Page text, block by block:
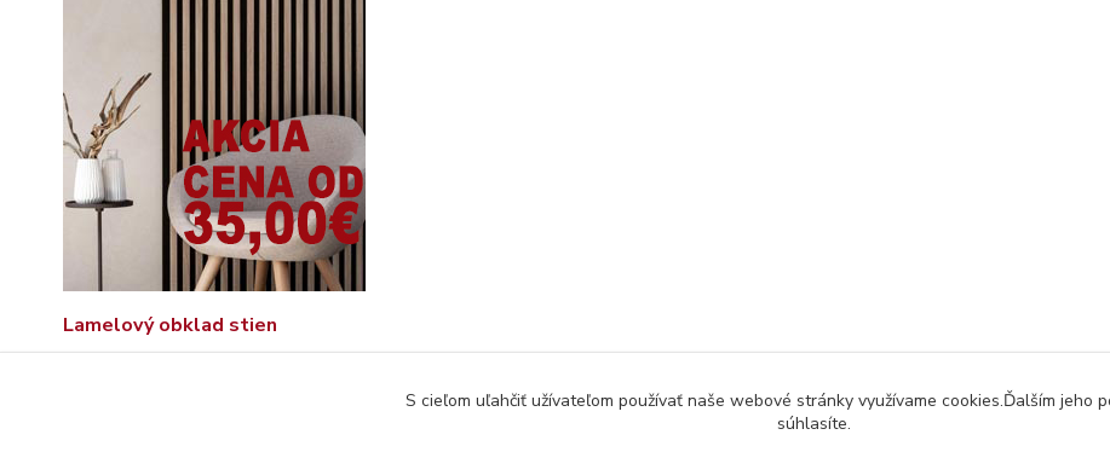
Lamelový obklad stien
S cieľom uľahčiť užívateľom používať naše webové stránky využívame cookies.Ďalším jeho
súhlasíte.